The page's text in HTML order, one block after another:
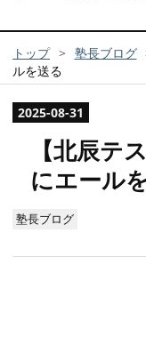
トップ > 塾長ブログ
ルを送る
2025-08-31
【北辰テ
にエール
塾長ブログ